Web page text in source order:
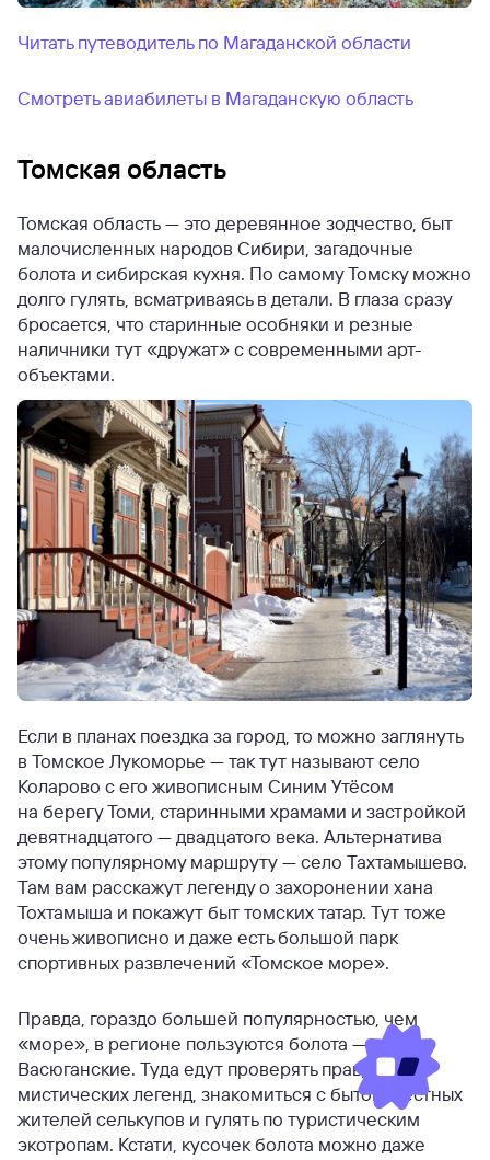
Читать путеводитель по Магаданской области
Смотреть авиабилеты в Магаданскую область
Томская область
Томская область — это деревянное зодчество, быт
малочисленных народов Сибири, загадочные
болота и сибирская кухня. По самому Томску можно
долго гулять, всматриваясь в детали. В глаза сразу
бросается, что старинные особняки и резные
наличники тут «дружат» с современными арт-
объектами.
Если в планах поездка за город, то можно заглянуть
в Томское Лукоморье — так тут называют село
Коларово с его живописным Синим Утёсом
на берегу Томи, старинными храмами и застройкой
девятнадцатого — двадцатого века. Альтернатива
этому популярному маршруту — село Тахтамышево.
Там вам расскажут легенду о захоронении хана
Тохтамыша и покажут быт томских татар. Тут тоже
очень живописно и даже есть большой парк
спортивных развлечений «Томское море».
Правда, гораздо большей популярностью, чем
«море», в регионе пользуются болота —
Васюганские. Туда едут проверять правдивость
мистических легенд, знакомиться с бытом местных
жителей селькупов и гулять по туристическим
экотропам. Кстати, кусочек болота можно даже